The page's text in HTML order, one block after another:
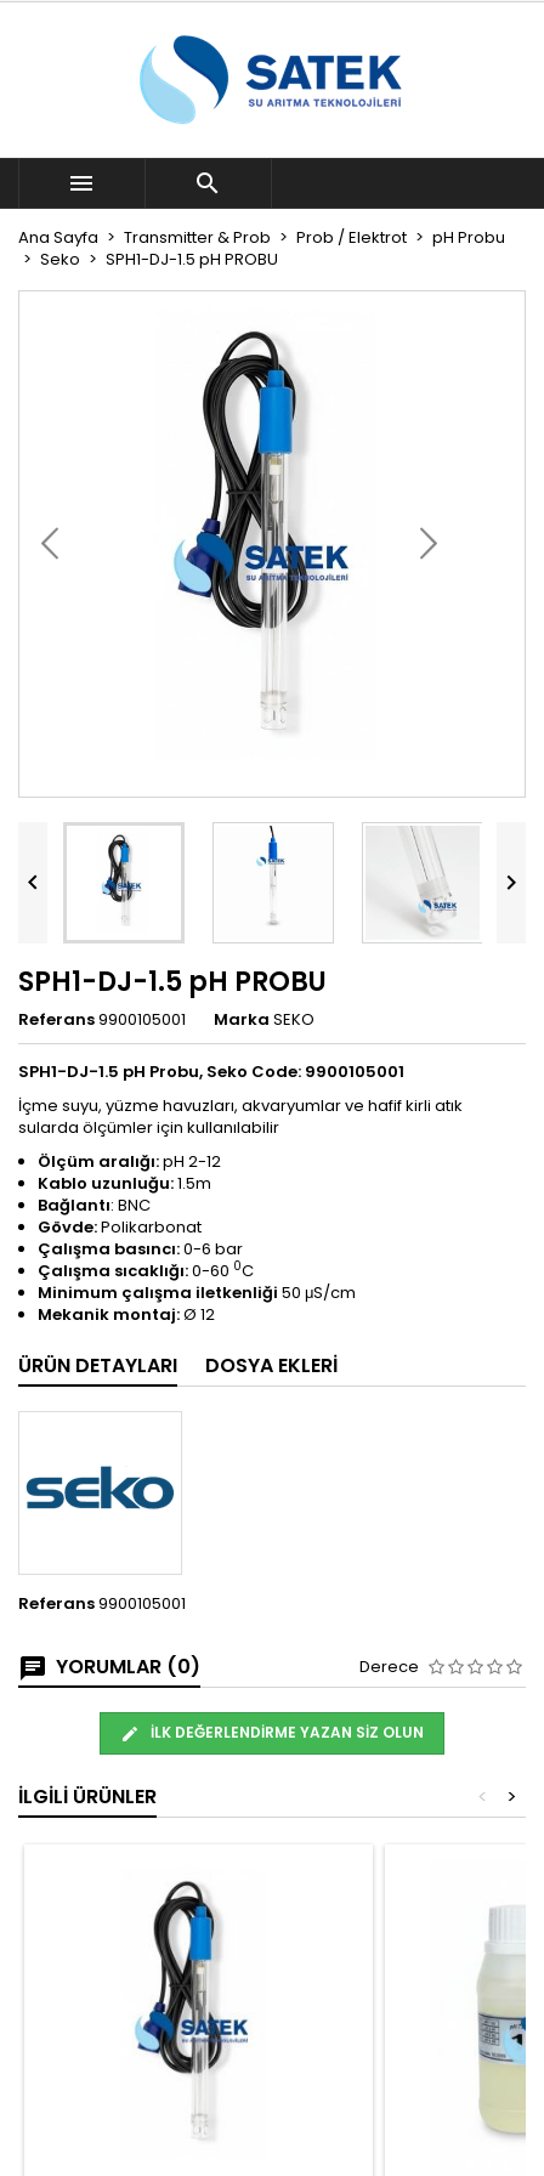
 
Ana Sayfa Transmitter & Prob Prob / Elektrot
pH Probu
Seko
SPH1-DJ-1.5 pH PROBU
 
SPH1-DJ-1.5 pH PROBU
Referans9900105001 Marka SEKO
SPH1-DJ-1.5 pH Probu, Seko Code: 9900105001
İçme suyu, yüzme havuzları, akvaryumlar ve hafif kirli atık
sularda ölçümler için kullanılabilir
Ölçüm aralığı:pH 2-12
Kablo uzunluğu:1.5m
Bağlantı: BNC
Gövde:Polikarbonat
Çalışma basıncı:0-6 bar
Çalışma sıcaklığı:0-60 0C
Minimum çalışma iletkenliği 50 μS/cm
Mekanik montaj:Ø 12
ÜRÜN DETAYLARI DOSYA EKLERI
Referans9900105001
YORUMLAR (0) Derece
İLK DEĞERLENDIRME YAZAN SIZ OLUN
İLGILI ÜRÜNLER >
<